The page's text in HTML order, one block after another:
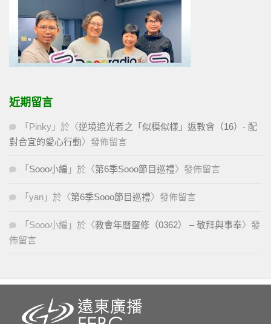
近期留言
「 Pinky 」於〈逆境追光者之「似模似樣」返教會（16）- 配
對合宜的愛心行動〉發佈留言
「 Sooo小編 」於〈第6季Sooo節目巡禮〉發佈留言
「 yan 」於〈第6季Sooo節目巡禮〉發佈留言
「 Sooo小編 」於〈教會年曆靈修（0362） – 敬拜與事奉〉發
佈留言